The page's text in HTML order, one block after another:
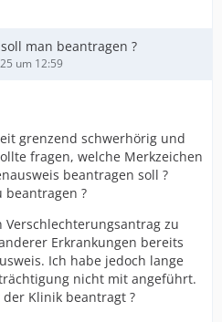
man beantragen ?
um 12:59
grenzend schwerhörig und
fragen, welche Merkzeichen
beantragen soll ?
beantragen ?
zu
Erkrankungen bereits
Ich habe jedoch lange
nicht mit angeführt.
Klinik beantragt ?